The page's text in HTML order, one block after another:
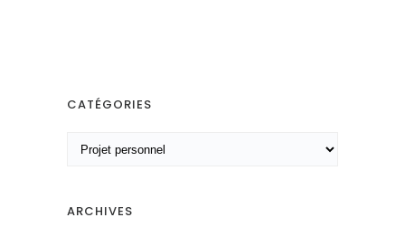
CATÉGORIES
é
ARCHIVES